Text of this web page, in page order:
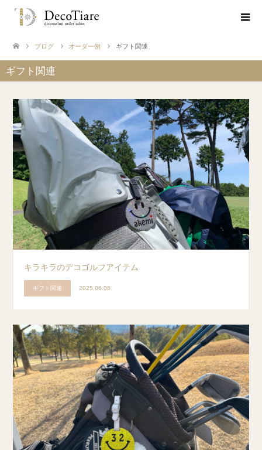
ブログ オーダー例 ギフト関連
ギフト関連
キラキラのデコゴルフアイテム
ギフト関連 2025.06.08